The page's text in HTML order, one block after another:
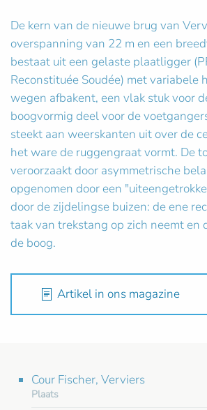
De kern van de nieuwe brug van
overspanning van 22 m en een
bestaat uit een gelaste plaatligger
Reconstituée Soudée) met variabele
wegen afbakent, een vlak stuk voor
boogvormig deel voor de
steekt aan weerskanten uit over de
het ware de ruggengraat vormt. De
veroorzaakt door asymmetrische
opgenomen door een
door de zijdelingse buizen: de ene
taak van trekstang op zich neemt en
de boog.
Artikel in ons magazine
Cour Fischer, Verviers
Plaats